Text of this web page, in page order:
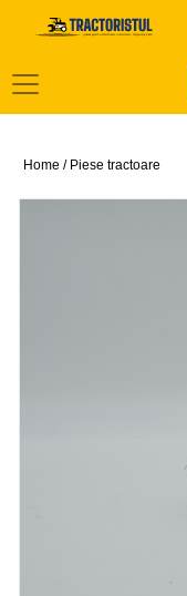
Home / Piese tractoare